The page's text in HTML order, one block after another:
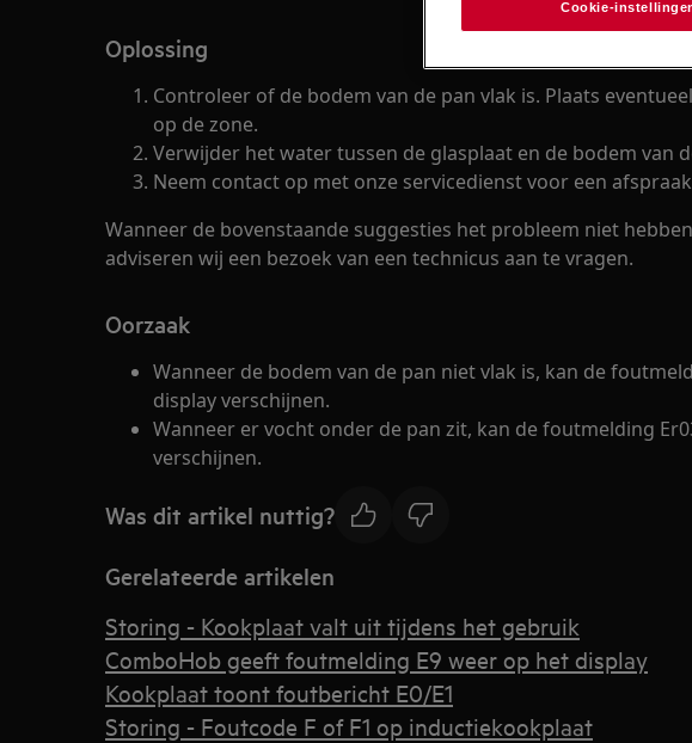
Oplossing
Controleer of de bodem van de pan vlak is. Plaats
op de zone.
Verwijder het water tussen de glasplaat en de bodem van
Neem contact op met onze servicedienst voor een
Wanneer de bovenstaande suggesties het probleem niet
adviseren wij een bezoek van een technicus aan te vragen.
Oorzaak
Wanneer de bodem van de pan niet vlak is, kan de
display verschijnen.
Wanneer er vocht onder de pan zit, kan de foutmelding
verschijnen.
Was dit artikel nuttig?
Gerelateerde artikelen
Storing - Kookplaat valt uit tijdens het gebruik
ComboHob geeft foutmelding E9 weer op het display
Kookplaat toont foutbericht E0/E1
Storing - Foutcode F of F1 op inductiekookplaat
Cookie-